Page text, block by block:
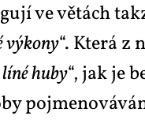
ve větách
vý­ko­ny“. Kte­rá
hu­by“, jak je